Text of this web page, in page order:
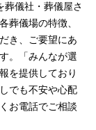
儀社・葬儀屋さ
葬儀場の特徴、
き、ご要望にあ
。「みんなが選
を提供しており
でも不安や心配
お電話でご相談